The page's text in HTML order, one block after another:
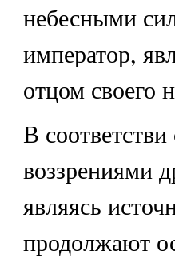
небесными
император,
отцом своего
В
воззрениями
являясь
продолжают